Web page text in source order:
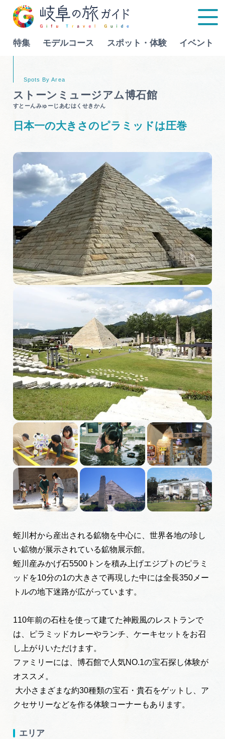
特集 モデルコース スポット・体験 イベント
スポット・体験
イベント
グルメ
旅の予約
アクセス
インフォメーション
ぎふ旅レポーター記事
早わかり岐阜
買い物・お土産
体験予約サイト「ＶＩＳＩＴ岐阜県」
岐阜県アウトドア観光キャンペーン
岐阜県まるごと観光エリアガイド
岐阜県観光データベース
フォトライブラリー
動画ライブラリー
お問い合わせ
運営組織
広告掲載
サイトポリシー
Language
行きたいリストを見る
ストーンミュージアム博石館
すとーんみゅーじあむはくせきかん
日本一の大きさのピラミッドは圧巻
蛭川村から産出される鉱物を中心に、世界各地の珍し
い鉱物が展示されている鉱物展示館。
蛭川産みかげ石5500トンを積み上げエジプトのピラミ
ッドを10分の1の大きさで再現した中には全長350メー
トルの地下迷路が広がっています。
110年前の石柱を使って建てた神殿風のレストランで
は、ピラミッドカレーやランチ、ケーキセットをお召
し上がりいただけます。
ファミリーには、博石館で人気NO.1の宝石探し体験が
オススメ。
大小さまざまな約30種類の宝石・貴石をゲットし、ア
クセサリーなどを作る体験コーナーもあります。
エリア